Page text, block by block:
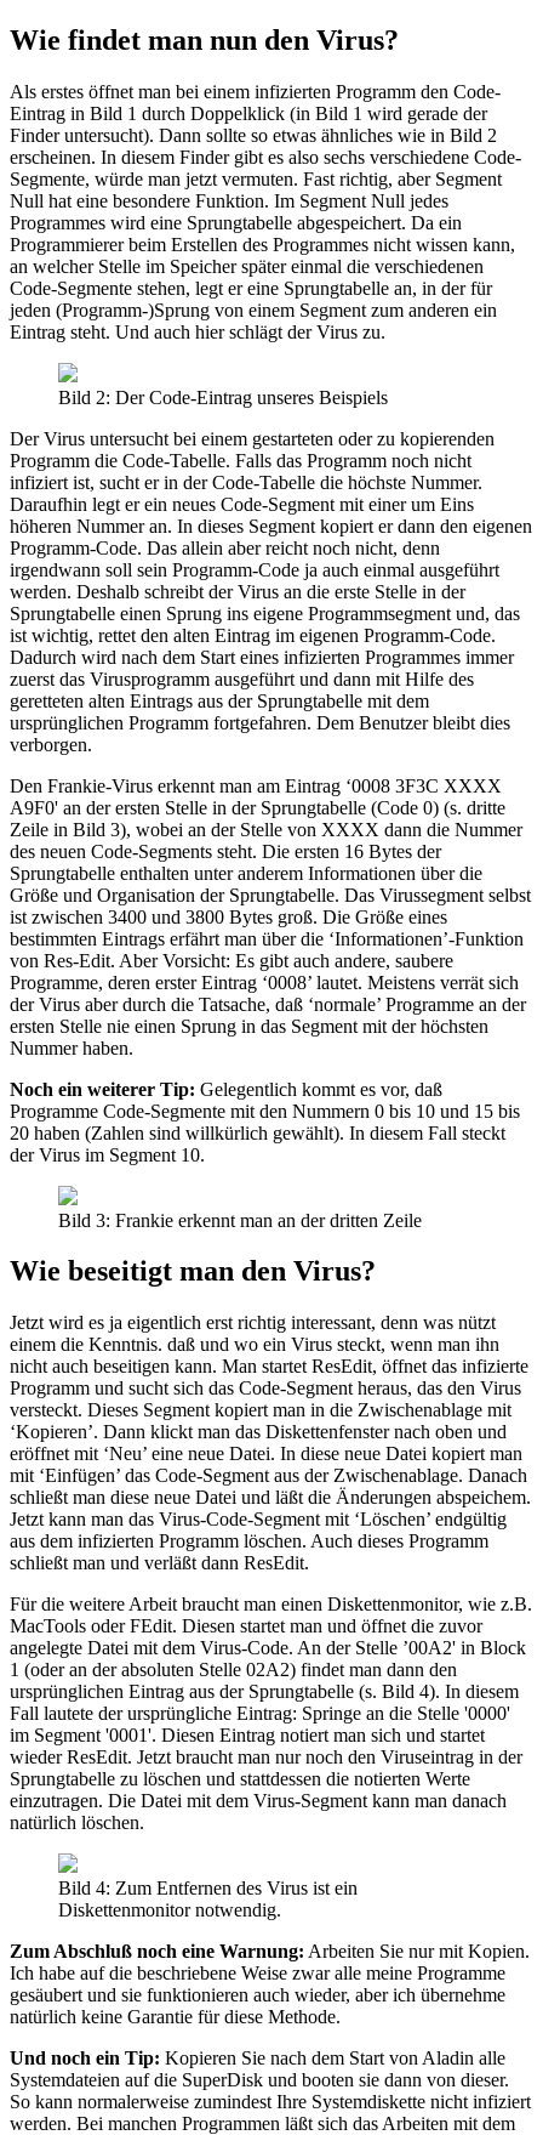
Wie findet man nun den Virus?
Als erstes öffnet man bei einem infizierten Programm den Code-
Eintrag in Bild 1 durch Doppelklick (in Bild 1 wird gerade der
Finder untersucht). Dann sollte so etwas ähnliches wie in Bild 2
erscheinen. In diesem Finder gibt es also sechs verschiedene Code-
Segmente, würde man jetzt vermuten. Fast richtig, aber Segment
Null hat eine besondere Funktion. Im Segment Null jedes
Programmes wird eine Sprungtabelle abgespeichert. Da ein
Programmierer beim Erstellen des Programmes nicht wissen kann,
an welcher Stelle im Speicher später einmal die verschiedenen
Code-Segmente stehen, legt er eine Sprungtabelle an, in der für
jeden (Programm-)Sprung von einem Segment zum anderen ein
Eintrag steht. Und auch hier schlägt der Virus zu.
Bild 2: Der Code-Eintrag unseres Beispiels
Der Virus untersucht bei einem gestarteten oder zu kopierenden
Programm die Code-Tabelle. Falls das Programm noch nicht
infiziert ist, sucht er in der Code-Tabelle die höchste Nummer.
Daraufhin legt er ein neues Code-Segment mit einer um Eins
höheren Nummer an. In dieses Segment kopiert er dann den eigenen
Programm-Code. Das allein aber reicht noch nicht, denn
irgendwann soll sein Programm-Code ja auch einmal ausgeführt
werden. Deshalb schreibt der Virus an die erste Stelle in der
Sprungtabelle einen Sprung ins eigene Programmsegment und, das
ist wichtig, rettet den alten Eintrag im eigenen Programm-Code.
Dadurch wird nach dem Start eines infizierten Programmes immer
zuerst das Virusprogramm ausgeführt und dann mit Hilfe des
geretteten alten Eintrags aus der Sprungtabelle mit dem
ursprünglichen Programm fortgefahren. Dem Benutzer bleibt dies
verborgen.
Den Frankie-Virus erkennt man am Eintrag ‘0008 3F3C XXXX
A9F0' an der ersten Stelle in der Sprungtabelle (Code 0) (s. dritte
Zeile in Bild 3), wobei an der Stelle von XXXX dann die Nummer
des neuen Code-Segments steht. Die ersten 16 Bytes der
Sprungtabelle enthalten unter anderem Informationen über die
Größe und Organisation der Sprungtabelle. Das Virussegment selbst
ist zwischen 3400 und 3800 Bytes groß. Die Größe eines
bestimmten Eintrags erfährt man über die ‘Informationen’-Funktion
von Res-Edit. Aber Vorsicht: Es gibt auch andere, saubere
Programme, deren erster Eintrag ‘0008’ lautet. Meistens verrät sich
der Virus aber durch die Tatsache, daß ‘normale’ Programme an der
ersten Stelle nie einen Sprung in das Segment mit der höchsten
Nummer haben.
Noch ein weiterer Tip: Gelegentlich kommt es vor, daß
Programme Code-Segmente mit den Nummern 0 bis 10 und 15 bis
20 haben (Zahlen sind willkürlich gewählt). In diesem Fall steckt
der Virus im Segment 10.
Bild 3: Frankie erkennt man an der dritten Zeile
Wie beseitigt man den Virus?
Jetzt wird es ja eigentlich erst richtig interessant, denn was nützt
einem die Kenntnis. daß und wo ein Virus steckt, wenn man ihn
nicht auch beseitigen kann. Man startet ResEdit, öffnet das infizierte
Programm und sucht sich das Code-Segment heraus, das den Virus
versteckt. Dieses Segment kopiert man in die Zwischenablage mit
‘Kopieren’. Dann klickt man das Diskettenfenster nach oben und
eröffnet mit ‘Neu’ eine neue Datei. In diese neue Datei kopiert man
mit ‘Einfügen’ das Code-Segment aus der Zwischenablage. Danach
schließt man diese neue Datei und läßt die Änderungen abspeichem.
Jetzt kann man das Virus-Code-Segment mit ‘Löschen’ endgültig
aus dem infizierten Programm löschen. Auch dieses Programm
schließt man und verläßt dann ResEdit.
Für die weitere Arbeit braucht man einen Diskettenmonitor, wie z.B.
MacTools oder FEdit. Diesen startet man und öffnet die zuvor
angelegte Datei mit dem Virus-Code. An der Stelle ’00A2' in Block
1 (oder an der absoluten Stelle 02A2) findet man dann den
ursprünglichen Eintrag aus der Sprungtabelle (s. Bild 4). In diesem
Fall lautete der ursprüngliche Eintrag: Springe an die Stelle '0000'
im Segment '0001'. Diesen Eintrag notiert man sich und startet
wieder ResEdit. Jetzt braucht man nur noch den Viruseintrag in der
Sprungtabelle zu löschen und stattdessen die notierten Werte
einzutragen. Die Datei mit dem Virus-Segment kann man danach
natürlich löschen.
Bild 4: Zum Entfernen des Virus ist ein
Diskettenmonitor notwendig.
Zum Abschluß noch eine Warnung: Arbeiten Sie nur mit Kopien.
Ich habe auf die beschriebene Weise zwar alle meine Programme
gesäubert und sie funktionieren auch wieder, aber ich übernehme
natürlich keine Garantie für diese Methode.
Und noch ein Tip: Kopieren Sie nach dem Start von Aladin alle
Systemdateien auf die SuperDisk und booten sie dann von dieser.
So kann normalerweise zumindest Ihre Systemdiskette nicht infiziert
werden. Bei manchen Programmen läßt sich das Arbeiten mit dem